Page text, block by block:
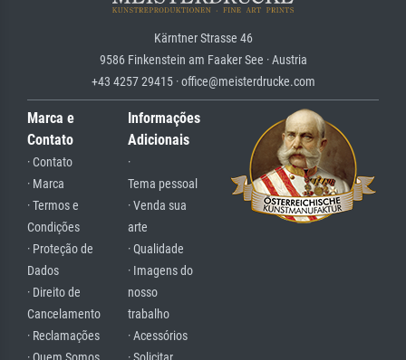
Kärntner Strasse 46
9586 Finkenstein am Faaker See · Austria
+43 4257 29415 · office@meisterdrucke.com
Marca e
Contato
· Contato
· Marca
· Termos e
Condições
· Proteção de
Dados
· Direito de
Cancelamento
· Reclamações
Informações
Adicionais
·
Tema pessoal
· Venda sua
arte
· Qualidade
· Imagens do
nosso
trabalho
· Acessórios